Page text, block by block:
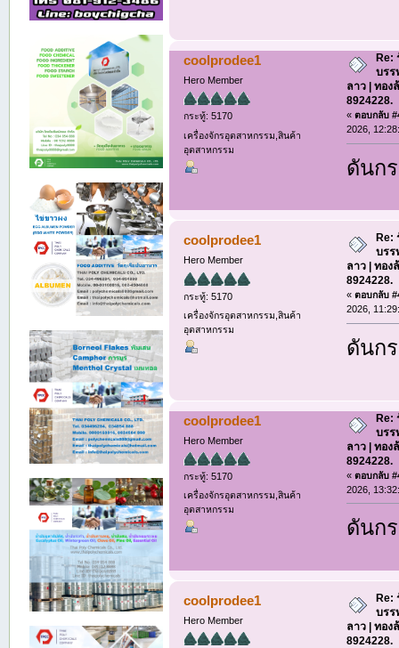
coolprodee1
Hero Member
กระทู้: 5170
เครื่องจักรอุตสาหกรรม,สินค้า
อุตสาหกรรม
Re:
บรร
ลาว | ทอง
8924228.
«ตอบกลับ
2026,
ดันก
coolprodee1
Hero Member
กระทู้: 5170
เครื่องจักรอุตสาหกรรม,สินค้า
อุตสาหกรรม
Re:
บรร
ลาว | ทอง
8924228.
«ตอบกลับ
2026,
ดันก
coolprodee1
Hero Member
กระทู้: 5170
เครื่องจักรอุตสาหกรรม,สินค้า
อุตสาหกรรม
Re:
บรร
ลาว | ทอง
8924228.
«ตอบกลับ
2026,
ดันก
coolprodee1
Hero Member
Re:
บรร
ลาว | ทอง
8924228.